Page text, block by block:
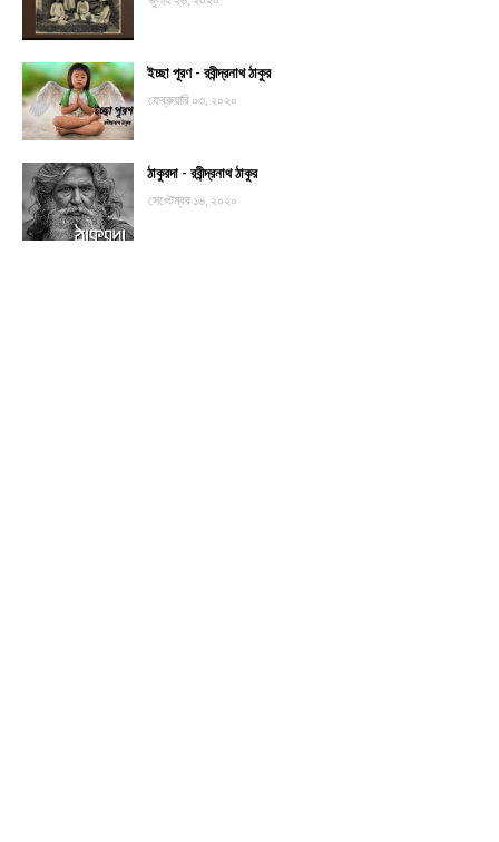
ইচ্ছা পূরণ - রবীন্দ্রনাথ ঠাকুর
ফেব্রুয়ারি ০৩, ২০২০
ঠাকুরদা - রবীন্দ্রনাথ ঠাকুর
সেপ্টেম্বর ১৬, ২০২০